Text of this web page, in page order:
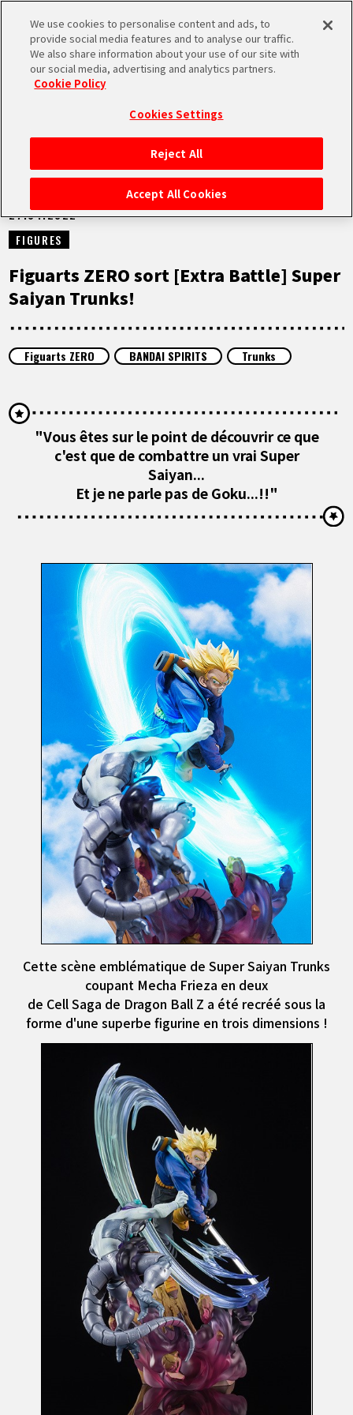
MEN
ACCUEIL
NEWS
À NE PAS MANQUER
ARTICLES
À PROPOS
JP
EN FR DE ES
NEWS
27.04.2022
FIGURES
Figuarts ZERO sort [Extra Battle] Super
Saiyan Trunks!
Figuarts ZERO BANDAI SPIRITS Trunks
"Vous êtes sur le point de découvrir ce que
c'est que de combattre un vrai Super
Saiyan...
Et je ne parle pas de Goku...!!"
Cette scène emblématique de Super Saiyan Trunks
coupant Mecha Frieza en deux
de Cell Saga de Dragon Ball Z a été recréé sous la
forme d'une superbe figurine en trois dimensions !
We use cookies to personalise content and ads, to
provide social media features and to analyse our traffic.
We also share information about your use of our site with
our social media, advertising and analytics partners.
Cookie Policy
Cookies Settings
Reject All
Accept All Cookies